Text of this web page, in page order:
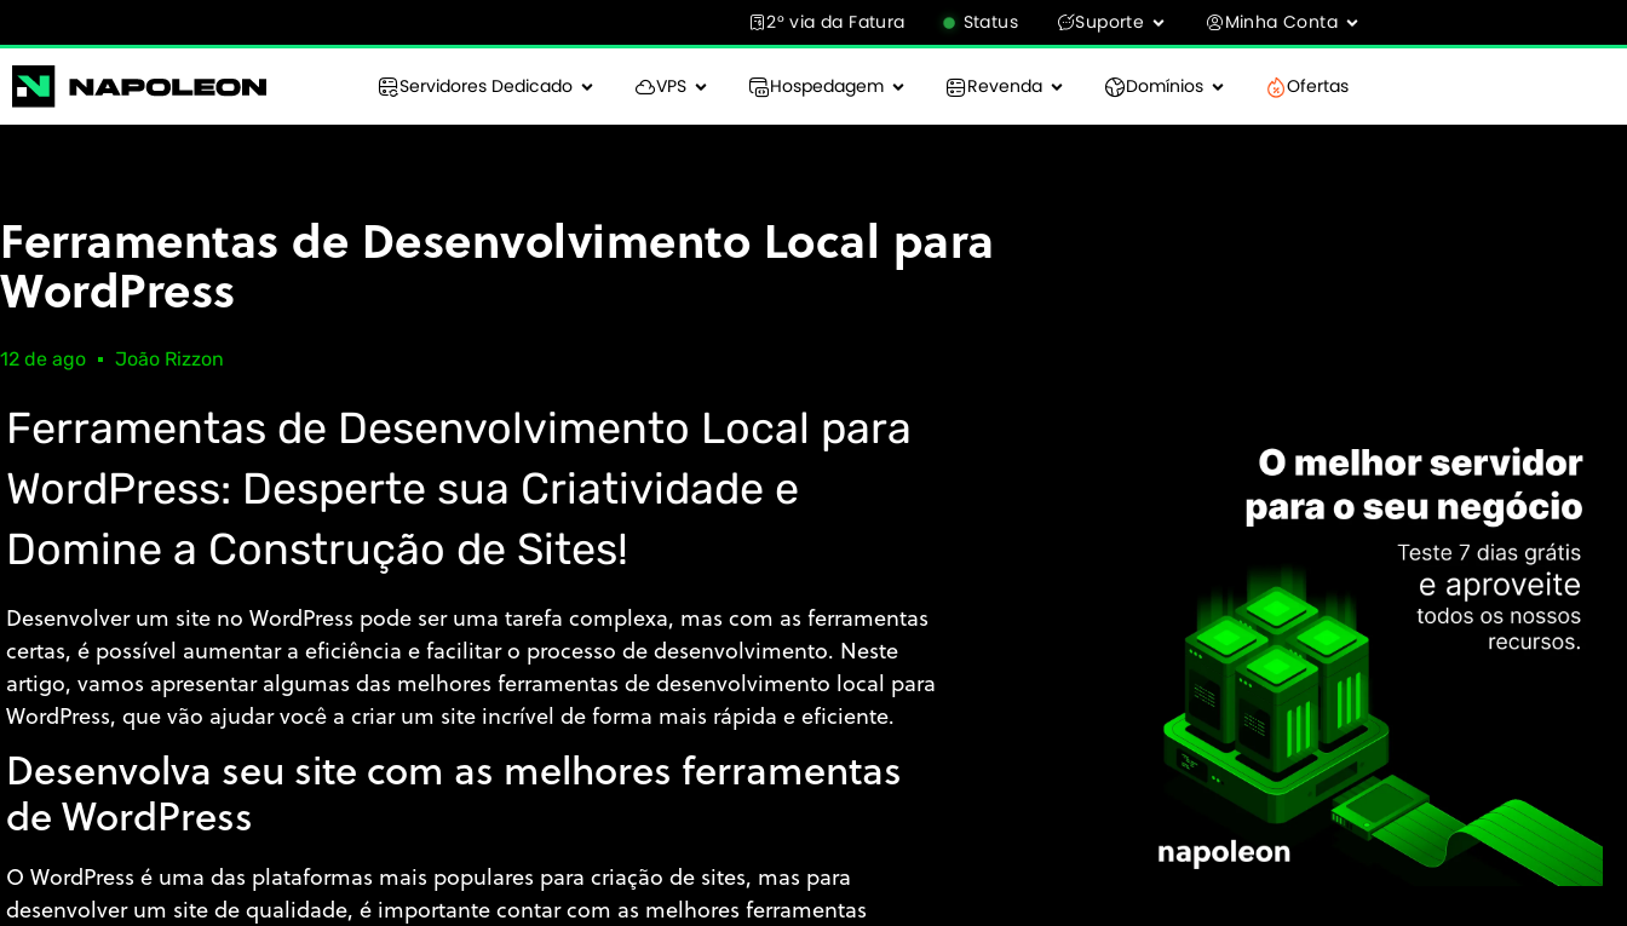
2° via da Fatura Status Suporte Minha Conta
Servidores Dedicado VPS Hospedagem Revenda Domínios Ofertas
Ferramentas de Desenvolvimento Local para
WordPress
12 de ago João Rizzon
Ferramentas de Desenvolvimento Local para
WordPress: Desperte sua Criatividade e
Domine a Construção de Sites!
Desenvolver um site no WordPress pode ser uma tarefa complexa, mas com as ferramentas
certas, é possível aumentar a eficiência e facilitar o processo de desenvolvimento. Neste
artigo, vamos apresentar algumas das melhores ferramentas de desenvolvimento local para
WordPress, que vão ajudar você a criar um site incrível de forma mais rápida e eficiente.
Desenvolva seu site com as melhores ferramentas
de WordPress
O WordPress é uma das plataformas mais populares para criação de sites, mas para
desenvolver um site de qualidade, é importante contar com as melhores ferramentas